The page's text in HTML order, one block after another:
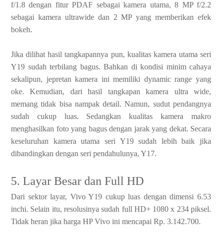
f/1.8 dengan fitur PDAF sebagai kamera utama, 8 MP f/2.2
sebagai kamera ultrawide dan 2 MP yang memberikan efek
bokeh.
Jika dilihat hasil tangkapannya pun, kualitas kamera utama seri
Y19 sudah terbilang bagus. Bahkan di kondisi minim cahaya
sekalipun, jepretan kamera ini memiliki dynamic range yang
oke. Kemudian, dari hasil tangkapan kamera ultra wide,
memang tidak bisa nampak detail. Namun, sudut pendangnya
sudah cukup luas. Sedangkan kualitas kamera makro
menghasilkan foto yang bagus dengan jarak yang dekat. Secara
keseluruhan kamera utama seri Y19 sudah lebih baik jika
dibandingkan dengan seri pendahulunya, Y17.
5. Layar Besar dan Full HD
Dari sektor layar, Vivo Y19 cukup luas dengan dimensi 6.53
inchi. Selain itu, resolusinya sudah full HD+ 1080 x 234 piksel.
Tidak heran jika harga HP Vivo ini mencapai Rp. 3.142.700.